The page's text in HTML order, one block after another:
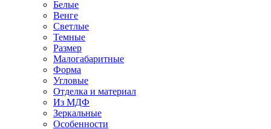
Белые
Венге
Светлые
Темные
Размер
Малогабаритные
Форма
Угловые
Отделка и материал
Из МДФ
Зеркальные
Особенности